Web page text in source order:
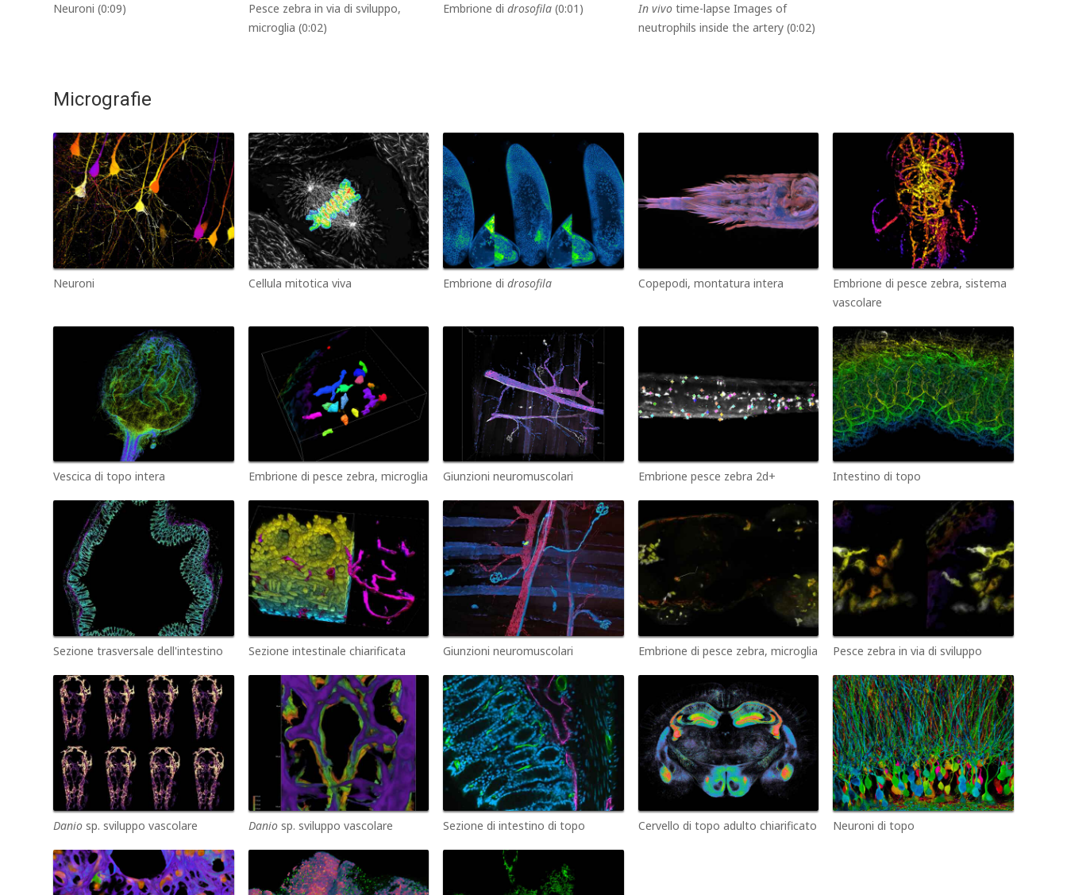
Neuroni (0:09)
Pesce zebra in via di sviluppo,
microglia (0:02)
Embrione didrosofila (0:01) In vivotime-lapse Images of
neutrophils inside the artery (0:02)
Micrografie
Neuroni Cellula mitotica viva Embrione didrosofila Copepodi, montatura intera
Embrione di pesce zebra, sistema
vascolare
Vescica di topo intera Embrione di pesce zebra, microglia Giunzioni neuromuscolari Embrione pesce zebra 2d+ Intestino di topo
Sezione trasversale dell'intestino Sezione intestinale chiarificata Giunzioni neuromuscolari Embrione di pesce zebra, microglia Pesce zebra in via di sviluppo
Danio sp. sviluppo vascolare Daniosp. sviluppo vascolare Sezione di intestino di topo Cervello di topo adulto chiarificato Neuroni di topo